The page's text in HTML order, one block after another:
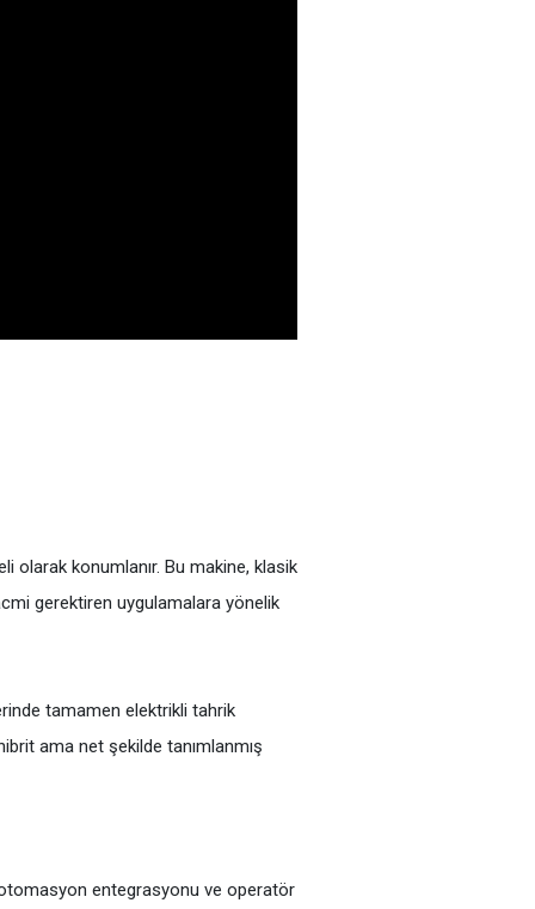
olarak konumlanır. Bu makine, klasik
gerektiren uygulamalara yönelik
tamamen elektrikli tahrik
ama net şekilde tanımlanmış
otomasyon entegrasyonu ve operatör